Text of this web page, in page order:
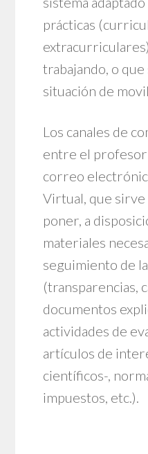
prácticas
trabajando, o
situación de
Los canales de
entre el profesor
correo
Virtual, que sirve
poner, a
materiales
seguimiento de
(transparencias,
documentos
actividades de
artículos de
científicos-,
impuestos, etc.).